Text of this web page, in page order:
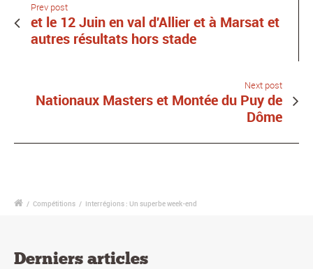
Prev post
et le 12 Juin en val d'Allier et à Marsat et
autres résultats hors stade
Next post
Nationaux Masters et Montée du Puy de
Dôme
/ Compétitions / Interrégions : Un superbe week-end
Derniers articles